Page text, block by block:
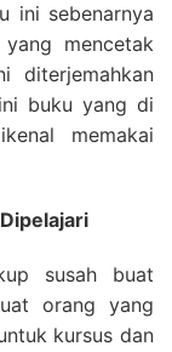
ini sebenarnya
mencetak
diterjemahkan
buku yang di
memakai
susah buat
orang yang
kursus dan